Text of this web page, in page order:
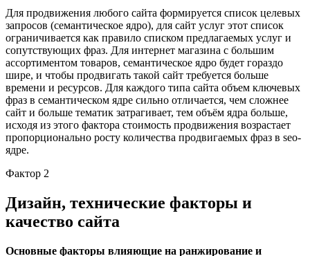
Для продвижения любого сайта формируется список целевых
запросов (семантическое ядро), для сайт услуг этот список
ограничивается как правило списком предлагаемых услуг и
сопутствующих фраз. Для интернет магазина с большим
ассортиментом товаров, семантическое ядро будет гораздо
шире, и чтобы продвигать такой сайт требуется больше
времени и ресурсов. Для каждого типа сайта объем ключевых
фраз в семантическом ядре сильно отличается, чем сложнее
сайт и больше тематик затрагивает, тем объём ядра больше,
исходя из этого фактора стоимость продвижения возрастает
пропорционально росту количества продвигаемых фраз в seo-
ядре.
Фактор 2
Дизайн, технические факторы и
качество сайта
Основные факторы влияющие на ранжирование и